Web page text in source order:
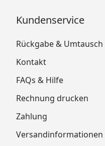
Kundenservice
Rückgabe & Umtausch
Kontakt
FAQs & Hilfe
Rechnung drucken
Zahlung
Versandinformationen